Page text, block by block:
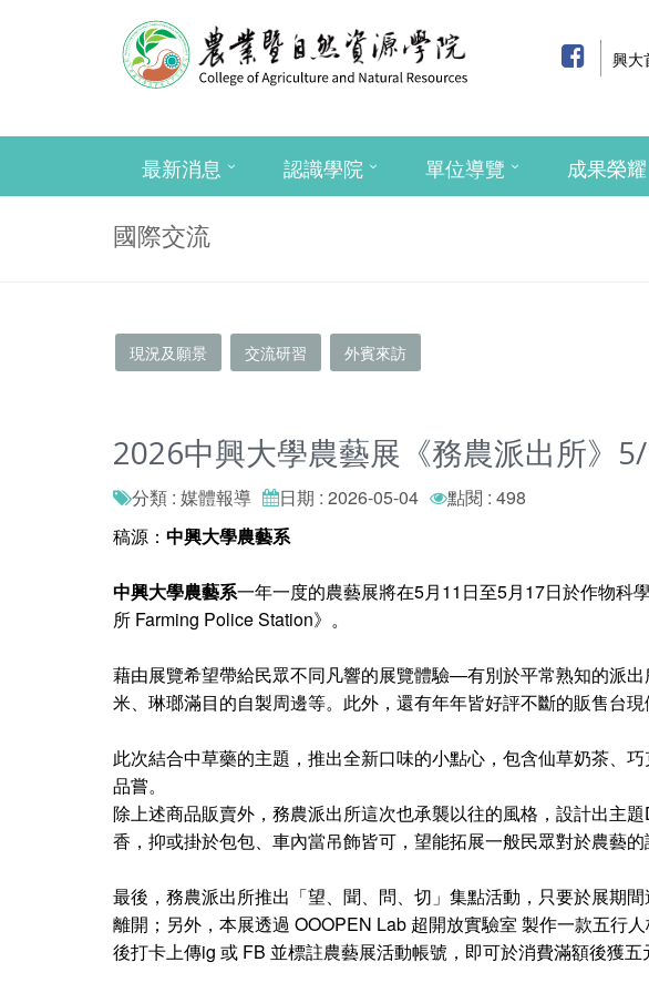
興大
最新消息 認識學院 單位導覽 成果榮耀
國際交流
現況及願景 交流研習 外賓來訪
2026中興大學農藝展《務農派出所》
分類 : 媒體報導 日期 : 2026-05-04
點閱 : 498
稿源： 中興大學農藝系
中興大學農藝系一年一度的農藝展將在5月11日至5月17日於作物科
所 Farming Police Station》。
藉由展覽希望帶給民眾不同凡響的展覽體驗—有別於平常熟知的派
米、琳瑯滿目的自製周邊等。此外，還有年年皆好評不斷的販售台現
此次結合中草藥的主題，推出全新口味的小點心，包含仙草奶茶、
品嘗。
除上述商品販賣外，務農派出所這次也承襲以往的風格，設計出主
香，抑或掛於包包、車內當吊飾皆可，望能拓展一般民眾對於農藝的
最後，務農派出所推出「望、聞、問、切」集點活動，只要於展期
離開；另外，本展透過 OOOPEN Lab 超開放實驗室 製作一款五行
後打卡上傳ig 或 FB 並標註農藝展活動帳號，即可於消費滿額後獲五